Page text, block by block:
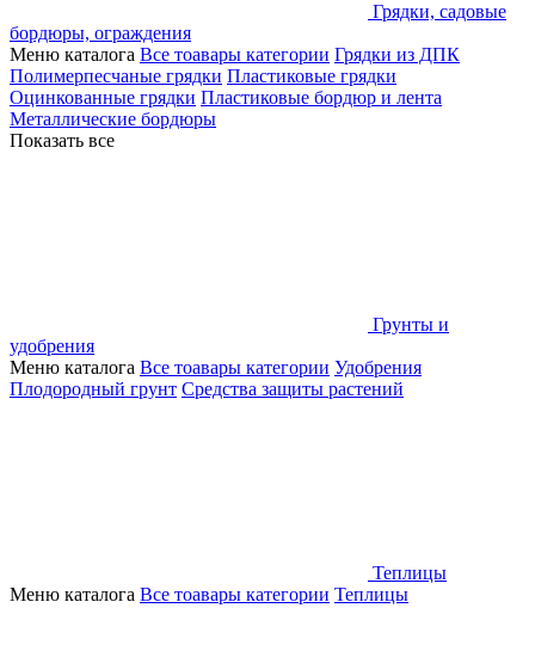
Грядки, садовые
бордюры, ограждения
Меню каталога Все тоавары категории Грядки из ДПК
Полимерпесчаные грядки Пластиковые грядки
Оцинкованные грядки Пластиковые бордюр и лента
Металлические бордюры
Показать все
Грунты и
удобрения
Меню каталога Все тоавары категории Удобрения
Плодородный грунт Средства защиты растений
Теплицы
Меню каталога Все тоавары категории Теплицы